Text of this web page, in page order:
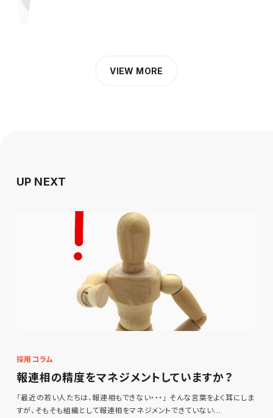
VIEW MORE
UP NEXT
採用コラム
報連相の精度をマネジメントしていますか？
「最近の若い人たちは、報連相もできない・・・」 そんな言葉をよく耳にしま
すが、そもそも組織として報連相をマネジメントできていない…